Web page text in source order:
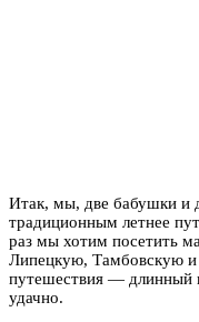
Итак, мы, две бабушки и
традиционным летнее
раз мы хотим посетить
Липецкую, Тамбовскую и
путешествия — длинный
удачно.